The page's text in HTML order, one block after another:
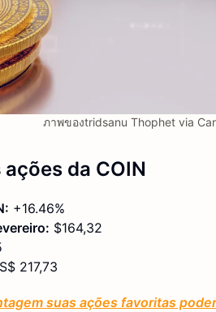
ภาพของtridsanu Thophet via
ações da COIN
: +16.46%
$164,32
217,73
suas ações favoritas